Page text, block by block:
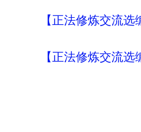
【正法修炼交流
【正法修炼交流